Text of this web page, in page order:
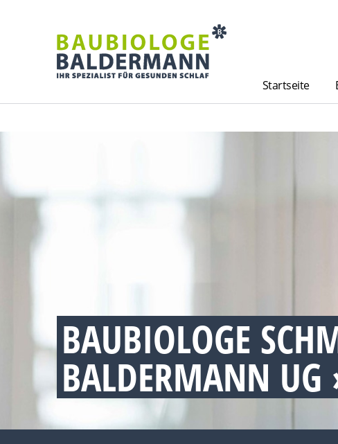
Startseite
BAUBIOLOGE
BALDERMANN UG